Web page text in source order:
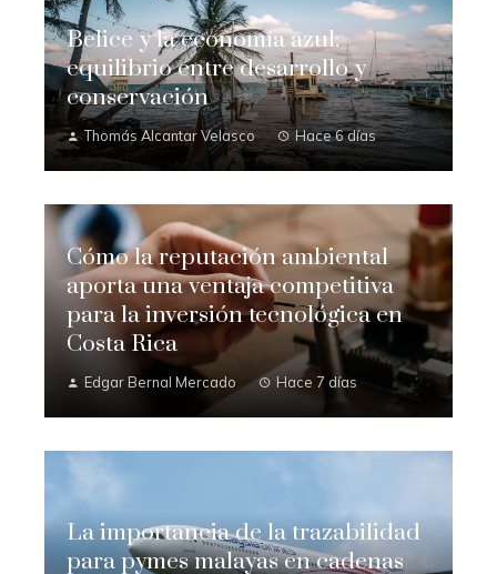
Belice y la economía azul:
equilibrio entre desarrollo y
conservación
Thomás Alcantar Velasco Hace 6 días
Cómo la reputación ambiental
aporta una ventaja competitiva
para la inversión tecnológica en
Costa Rica
Edgar Bernal Mercado Hace 7 días
La importancia de la trazabilidad
para pymes malayas en cadenas